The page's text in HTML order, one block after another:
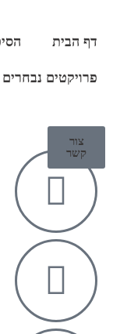
דף הבית
פרויקטים נבחרים
צור
קשר